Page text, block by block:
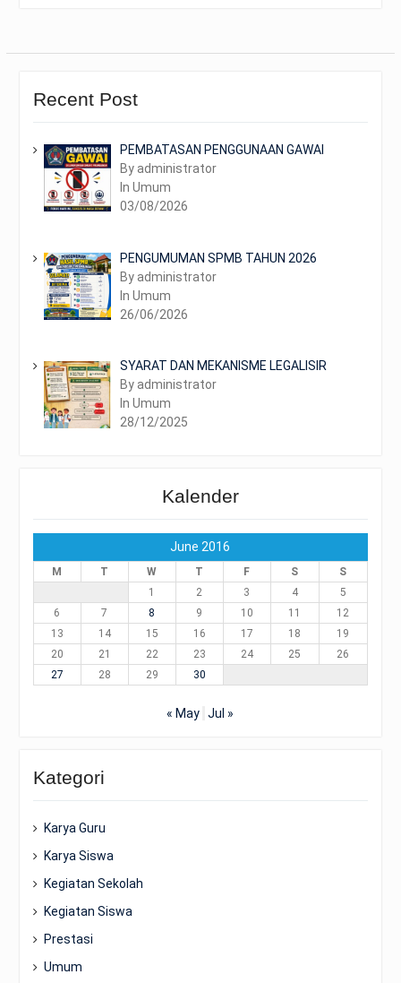
Recent Post
PEMBATASAN PENGGUNAAN GAWAI
By administrator
In Umum
03/08/2026
PENGUMUMAN SPMB TAHUN 2026
By administrator
In Umum
26/06/2026
SYARAT DAN MEKANISME LEGALISIR
By administrator
In Umum
28/12/2025
Kalender
June 2016
M T W T F S
S
1
2 3 4
5
6
7 8 9 10 11
12
13
14 15 16 17 18
19
20
21 22 23 24 25
26
27
28 29 30
« May Jul »
Kategori
Karya Guru
Karya Siswa
Kegiatan Sekolah
Kegiatan Siswa
Prestasi
Umum